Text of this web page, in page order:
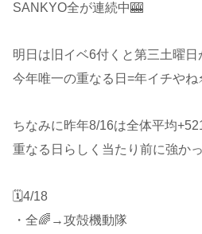
SANKYO全が連続中🎰
明日は旧イベ6付くと第三土曜日
今年唯一の重なる日=年イチやね
ちなみに昨年8/16は全体平均
重なる日らしく当たり前に強か
🗓4/18
・全🌈→攻殻機動隊